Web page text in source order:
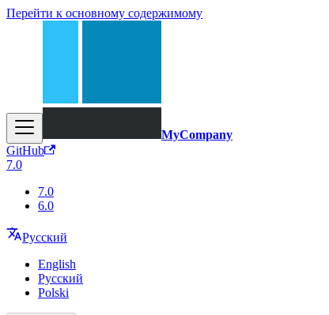
Перейти к основному содержимому
MyCompany
GitHub
7.0
7.0
6.0
Русский
English
Русский
Polski